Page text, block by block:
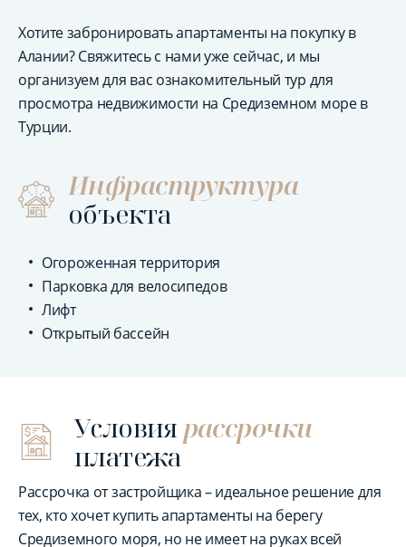
Хотите забронировать апартаменты на покупку в
Алании? Свяжитесь с нами уже сейчас, и мы
организуем для вас ознакомительный тур для
просмотра недвижимости на Средиземном море в
Турции.
Инфраструктура
объекта
Огороженная территория
Парковка для велосипедов
Лифт
Открытый бассейн
Условиярассрочки
платежа
Рассрочка от застройщика – идеальное решение для
тех, кто хочет купить апартаменты на берегу
Средиземного моря, но не имеет на руках всей